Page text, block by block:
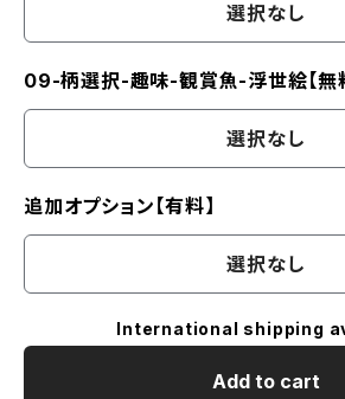
選択なし
09-柄選択-趣味-観賞魚-浮世絵【無
選択なし
追加オプション【有料】
選択なし
International shipping
Add to cart